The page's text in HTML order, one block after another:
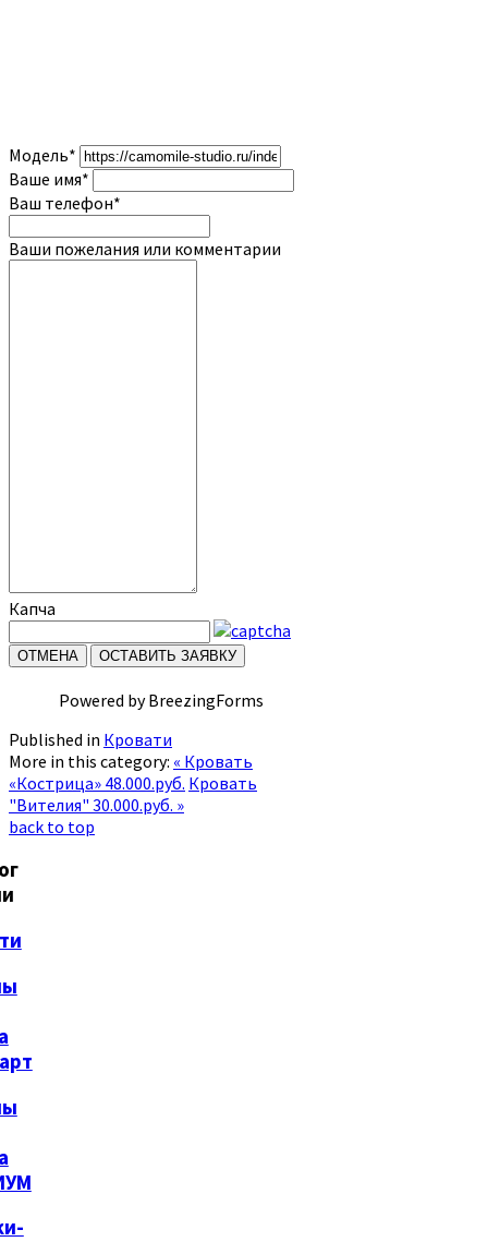
Модель*
Ваше имя*
Ваш телефон*
Ваши пожелания или комментарии
Капча
ОТМЕНА ОСТАВИТЬ ЗАЯВКУ
Powered by BreezingForms
Published in Кровати
More in this category: « Кровать
«Кострица» 48.000.руб. Кровать
"Вителия" 30.000.руб. »
back to top